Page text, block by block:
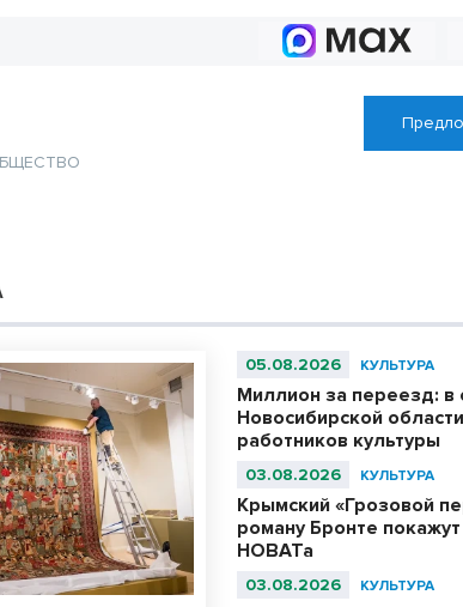
05.08.2026 КУЛЬТУРА
Миллион за переезд: в
Новосибирской
работников культуры
03.08.2026 КУЛЬТУРА
Крымский «Грозовой
роману Бронте
НОВАТа
03.08.2026 КУЛЬТУРА